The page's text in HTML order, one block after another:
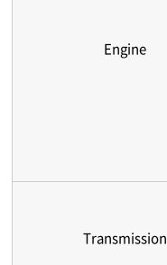
Engine
Transmission